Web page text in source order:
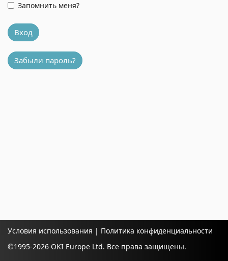
Запомнить меня?
Вход
Забыли пароль?
Условия использования | Политика конфиденциальности
©1995-2026 OKI Europe Ltd. Все права защищены.